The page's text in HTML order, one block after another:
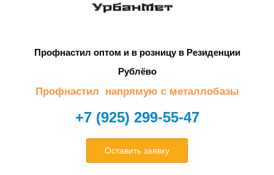
Е
Профнастил оптом и в розницу в Резиденции
Рублёво
Профнастил напрямую с металлобазы
+7 (925) 299-55-47
Оставить заявку
Е